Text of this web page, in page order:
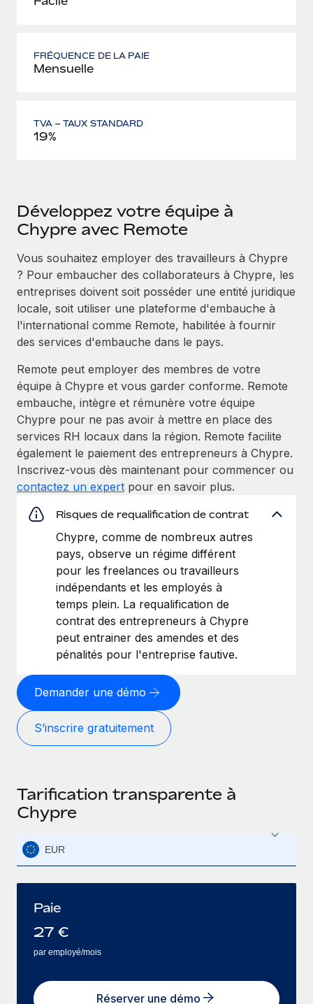
FRÉQUENCE DE LA PAIE
Mensuelle
TVA – TAUX STANDARD
19%
Développez votre équipe à
Chypre avec Remote
Vous souhaitez employer des travailleurs à Chypre
? Pour embaucher des collaborateurs à Chypre, les
entreprises doivent soit posséder une entité juridique
locale, soit utiliser une plateforme d'embauche à
l'international comme Remote, habilitée à fournir
des services d'embauche dans le pays.
Remote peut employer des membres de votre
équipe à Chypre et vous garder conforme. Remote
embauche, intègre et rémunère votre équipe
Chypre pour ne pas avoir à mettre en place des
services RH locaux dans la région. Remote facilite
également le paiement des entrepreneurs à Chypre.
Inscrivez-vous dès maintenant pour commencer ou
contactez un expert pour en savoir plus.
Risques de requalification de contrat
Chypre, comme de nombreux autres
pays, observe un régime différent
pour les freelances ou travailleurs
indépendants et les employés à
temps plein. La requalification de
contrat des entrepreneurs à Chypre
peut entrainer des amendes et des
pénalités pour l'entreprise fautive.
Demander une démo
S’inscrire gratuitement
Tarification transparente à
Chypre
EUR
Paie
27 €
par employé/mois
Réserver une démo